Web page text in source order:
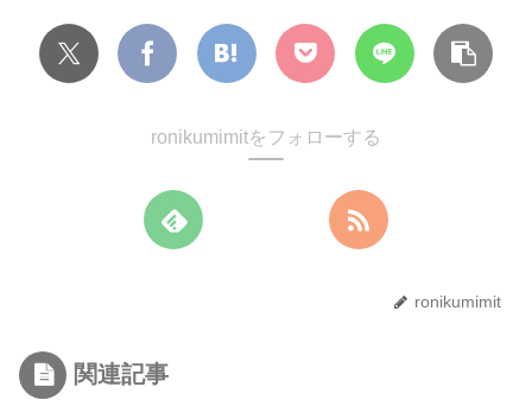
ronikumimitをフォローする
ronikumimit
関連記事